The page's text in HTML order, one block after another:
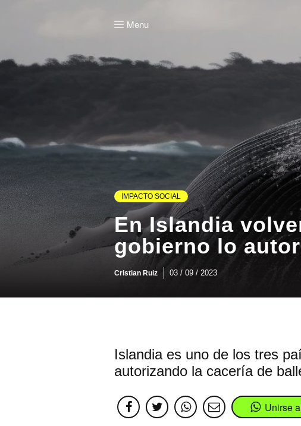
Menu
IMPACTO SOCIAL
En Islandia
gobierno lo
Cristian Ruiz 03 / 09 / 2023
Islandia es uno de los tres
autorizando la cacería de
Unirse